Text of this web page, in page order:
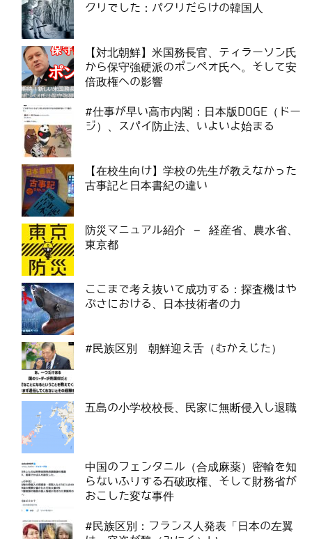
クリでした：パクリだらけの韓国人
【対北朝鮮】米国務長官、ティラーソン氏
から保守強硬派のポンぺオ氏へ。そして安
倍政権への影響
#仕事が早い高市内閣：日本版DOGE（ドー
ジ）、スパイ防止法、いよいよ始まる
【在校生向け】学校の先生が教えなかった
古事記と日本書紀の違い
防災マニュアル紹介 – 経産省、農水省、
東京都
ここまで考え抜いて成功する：探査機はや
ぶさにおける、日本技術者の力
#民族区別 朝鮮迎え舌（むかえじた）
五島の小学校校長、民家に無断侵入し退職
中国のフェンタニル（合成麻薬）密輸を知
らないふりする石破政権、そして財務省が
おこした変な事件
#民族区別：フランス人発表「日本の左翼